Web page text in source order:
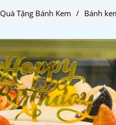
Quà Tặng Bánh Kem / Bánh